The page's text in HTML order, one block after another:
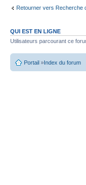
Retourner vers Recherche
QUI EST EN LIGNE
Utilisateurs parcourant ce
Portail »Index du forum